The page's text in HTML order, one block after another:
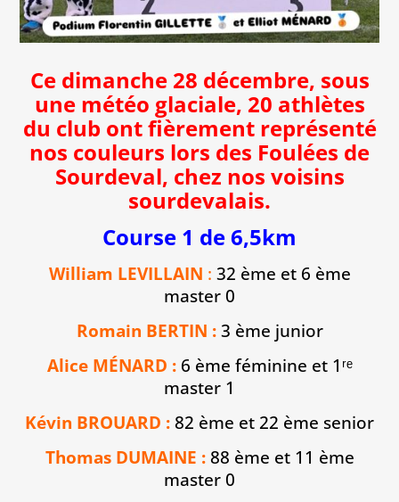
Ce dimanche 28 décembre, sous
une météo glaciale, 20 athlètes
du club ont fièrement représenté
nos couleurs lors des Foulées de
Sourdeval, chez nos voisins
sourdevalais.
Course 1 de 6,5km
William LEVILLAIN : 32 ème et 6 ème
master 0
Romain BERTIN :3 ème junior
Alice MÉNARD :6 ème féminine et 1ʳᵉ
master 1
Kévin BROUARD : 82 ème et 22 ème senior
Thomas DUMAINE :88 ème et 11 ème
master 0